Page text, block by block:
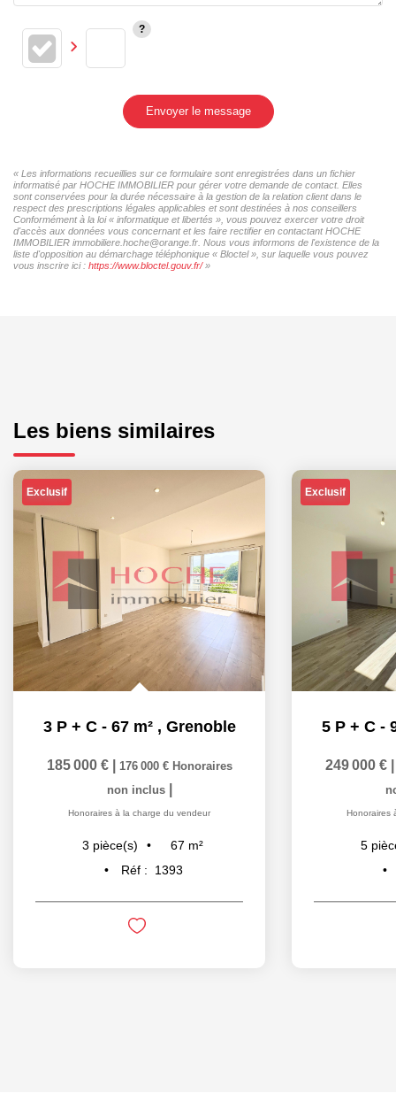
Envoyer le message
« Les informations recueillies sur ce formulaire sont enregistrées dans un fichier
informatisé par HOCHE IMMOBILIER pour gérer votre demande de contact. Elles
sont conservées pour la durée nécessaire à la gestion de la relation client dans le
respect des prescriptions légales applicables et sont destinées à nos conseillers
Conformément à la loi « informatique et libertés », vous pouvez exercer votre droit
d'accès aux données vous concernant et les faire rectifier en contactant HOCHE
IMMOBILIER immobiliere.hoche@orange.fr. Nous vous informons de l'existence de la
liste d'opposition au démarchage téléphonique « Bloctel », sur laquelle vous pouvez
vous inscrire ici : https://www.bloctel.gouv.fr/»
Les biens similaires
Exclusif
3 P + C - 67 m² , Grenoble
185 000 € 176 000 € Honoraires
non inclus
Honoraires à la charge du vendeur
3 pièce(s) 67 m²
Réf :
1393
Exclusif
5 P + C -
249 000 €
Honoraires
5